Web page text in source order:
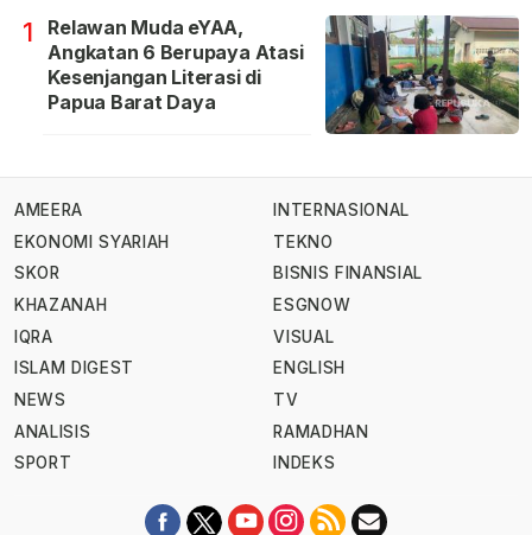
1
Relawan Muda eYAA,
Angkatan 6 Berupaya Atasi
Kesenjangan Literasi di
Papua Barat Daya
AMEERA
EKONOMI SYARIAH
SKOR
KHAZANAH
IQRA
ISLAM DIGEST
NEWS
ANALISIS
SPORT
INTERNASIONAL
TEKNO
BISNIS FINANSIAL
ESGNOW
VISUAL
ENGLISH
TV
RAMADHAN
INDEKS